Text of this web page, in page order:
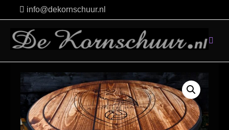
to
content
info@dekornschuur.nl